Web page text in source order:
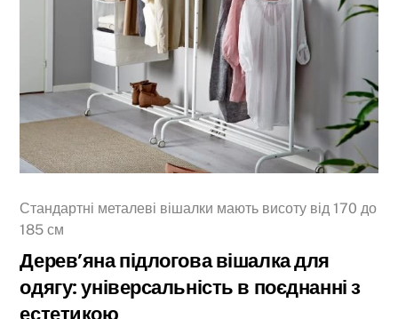
Стандартні металеві вішалки мають висоту від 170 до
185 см
Дерев’яна підлогова вішалка для
одягу: універсальність в поєднанні з